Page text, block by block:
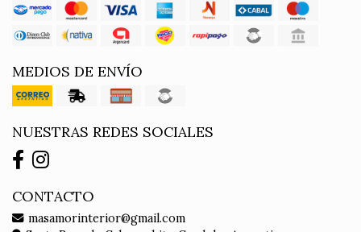
MEDIOS DE ENVÍO
NUESTRAS REDES SOCIALES
CONTACTO
masamorinterior@gmail.com